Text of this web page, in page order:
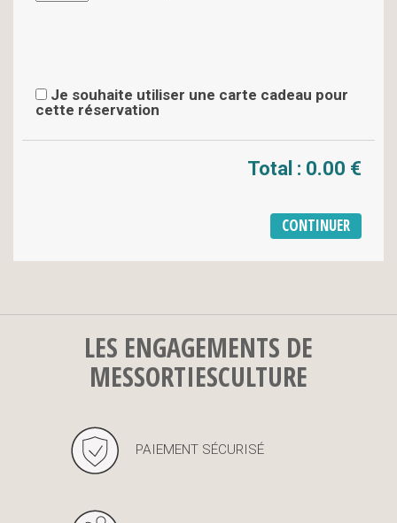
Je souhaite utiliser une carte cadeau pour
cette réservation
Total : 0.00 €
LES ENGAGEMENTS DE
MESSORTIESCULTURE
PAIEMENT SÉCURISÉ